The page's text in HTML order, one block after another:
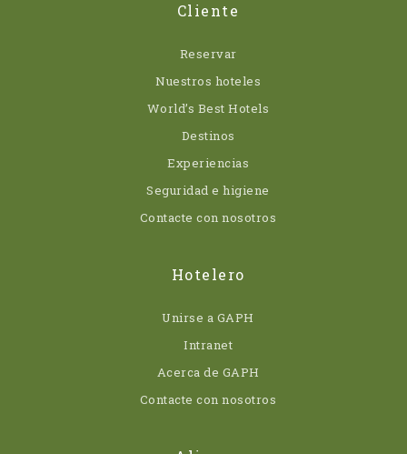
Cliente
Reservar
Nuestros hoteles
World’s Best Hotels
Destinos
Experiencias
Seguridad e higiene
Contacte con nosotros
Hotelero
Unirse a GAPH
Intranet
Acerca de GAPH
Contacte con nosotros